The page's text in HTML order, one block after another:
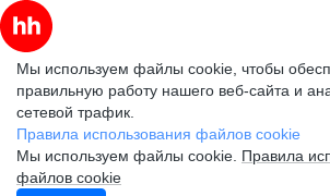
Мы используем файлы cookie, чтобы
правильную работу нашего веб-сайта и
сетевой трафик.
Правила использования файлов cookie
Мы используем файлы cookie. Правила
файлов cookie